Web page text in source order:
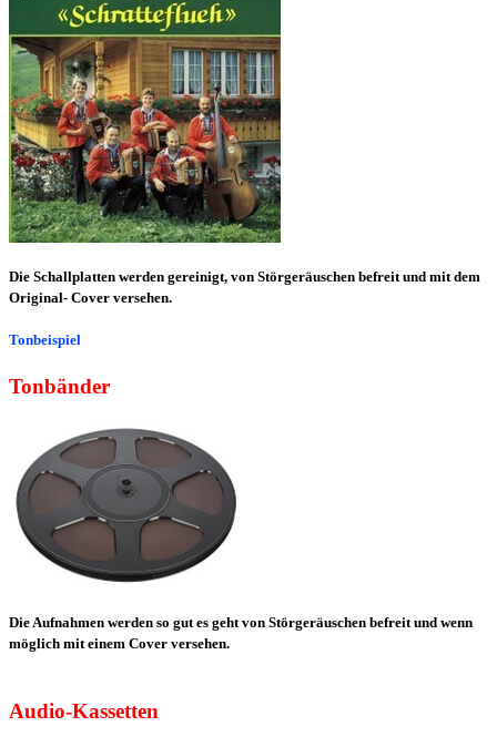
Die Schallplatten werden gereinigt, von Störgeräuschen befreit und mit dem
Original- Cover versehen.
Tonbeispiel
Tonbänder
Die Aufnahmen werden so gut es geht von Störgeräuschen befreit und wenn
möglich mit einem Cover versehen.
Audio-Kassetten